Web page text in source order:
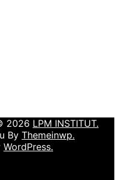
2026 LPM INSTITUT.
By Themeinwp.
WordPress.